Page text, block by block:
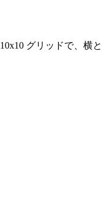
10x10 グリッドで、横と